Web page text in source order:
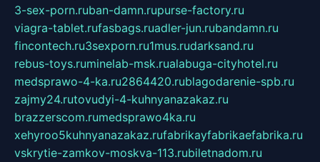
3-sex-porn.ruban-damn.rupurse-factory.ru
viagra-tablet.rufasbags.ruadler-jun.rubandamn.ru
fincontech.ru3sexporn.ru1mus.rudarksand.ru
rebus-toys.ruminelab-msk.rualabuga-cityhotel.ru
medsprawo-4-ka.ru2864420.rublagodarenie-spb.ru
zajmy24.rutovudyi-4-kuhnyanazakaz.ru
brazzerscom.rumedsprawo4ka.ru
xehyroo5kuhnyanazakaz.rufabrikayfabrikaefabrika.ru
vskrytie-zamkov-moskva-113.rubiletnadom.ru